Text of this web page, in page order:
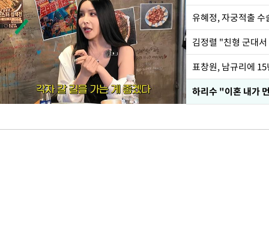
유혜정, 자궁적출
김정렬 "친형 군대
하리수 "이혼 내가